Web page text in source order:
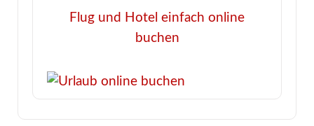
Flug und Hotel einfach online
buchen